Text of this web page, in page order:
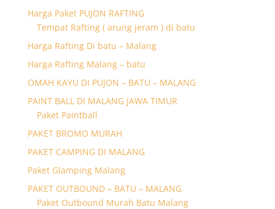
Harga Paket PUJON RAFTING
Tempat Rafting ( arung jeram ) di batu
Harga Rafting Di batu – Malang
Harga Rafting Malang – batu
OMAH KAYU DI PUJON – BATU – MALANG
PAINT BALL DI MALANG JAWA TIMUR
Paket Paintball
PAKET BROMO MURAH
PAKET CAMPING DI MALANG
Paket Glamping Malang
PAKET OUTBOUND – BATU – MALANG
Paket Outbound Murah Batu Malang